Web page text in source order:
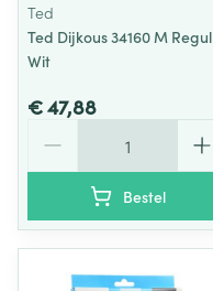
Ted
Ted Dijkous 34160 M Regul
Wit
€ 47,88
Bestel